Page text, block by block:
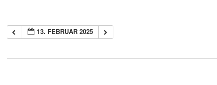
13. FEBRUAR 2025